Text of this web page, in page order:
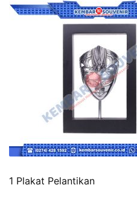
1 Plakat Pelantikan